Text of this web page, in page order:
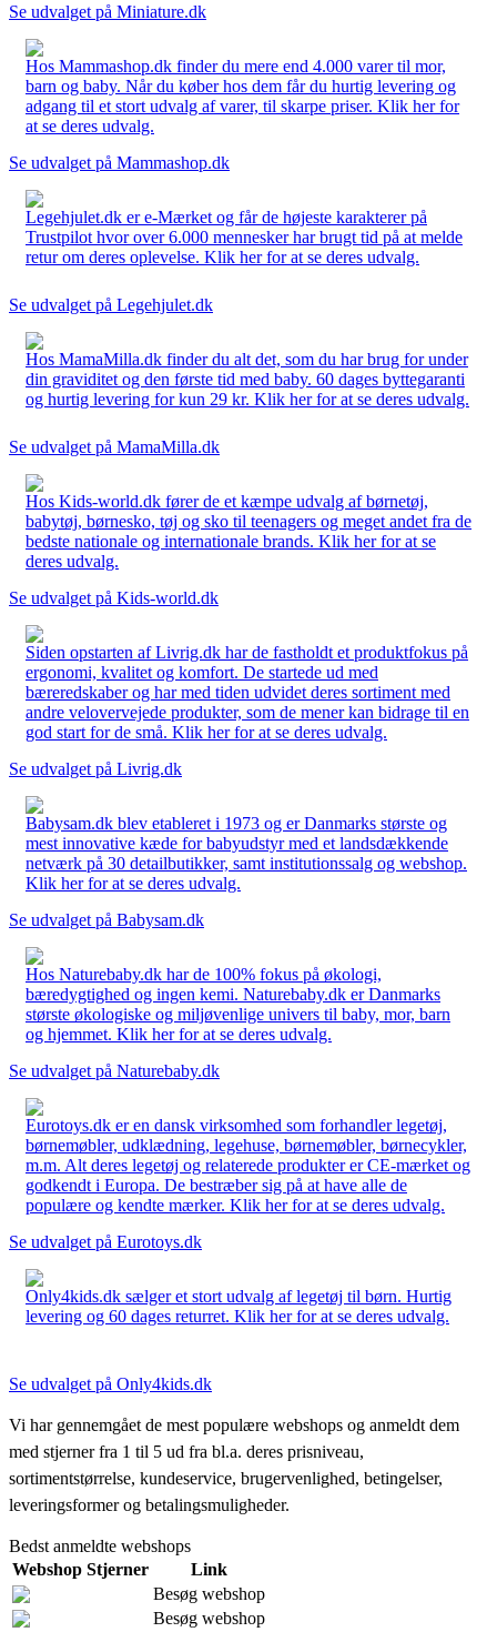
Se udvalget på Miniature.dk
Hos Mammashop.dk finder du mere end 4.000 varer til mor,
barn og baby. Når du køber hos dem får du hurtig levering og
adgang til et stort udvalg af varer, til skarpe priser. Klik her for
at se deres udvalg.
Se udvalget på Mammashop.dk
Legehjulet.dk er e-Mærket og får de højeste karakterer på
Trustpilot hvor over 6.000 mennesker har brugt tid på at melde
retur om deres oplevelse. Klik her for at se deres udvalg.
Se udvalget på Legehjulet.dk
Hos MamaMilla.dk finder du alt det, som du har brug for under
din graviditet og den første tid med baby. 60 dages byttegaranti
og hurtig levering for kun 29 kr. Klik her for at se deres udvalg.
Se udvalget på MamaMilla.dk
Hos Kids-world.dk fører de et kæmpe udvalg af børnetøj,
babytøj, børnesko, tøj og sko til teenagers og meget andet fra de
bedste nationale og internationale brands. Klik her for at se
deres udvalg.
Se udvalget på Kids-world.dk
Siden opstarten af Livrig.dk har de fastholdt et produktfokus på
ergonomi, kvalitet og komfort. De startede ud med
bæreredskaber og har med tiden udvidet deres sortiment med
andre velovervejede produkter, som de mener kan bidrage til en
god start for de små. Klik her for at se deres udvalg.
Se udvalget på Livrig.dk
Babysam.dk blev etableret i 1973 og er Danmarks største og
mest innovative kæde for babyudstyr med et landsdækkende
netværk på 30 detailbutikker, samt institutionssalg og webshop.
Klik her for at se deres udvalg.
Se udvalget på Babysam.dk
Hos Naturebaby.dk har de 100% fokus på økologi,
bæredygtighed og ingen kemi. Naturebaby.dk er Danmarks
største økologiske og miljøvenlige univers til baby, mor, barn
og hjemmet. Klik her for at se deres udvalg.
Se udvalget på Naturebaby.dk
Eurotoys.dk er en dansk virksomhed som forhandler legetøj,
børnemøbler, udklædning, legehuse, børnemøbler, børnecykler,
m.m. Alt deres legetøj og relaterede produkter er CE-mærket og
godkendt i Europa. De bestræber sig på at have alle de
populære og kendte mærker. Klik her for at se deres udvalg.
Se udvalget på Eurotoys.dk
Only4kids.dk sælger et stort udvalg af legetøj til børn. Hurtig
levering og 60 dages returret. Klik her for at se deres udvalg.
Se udvalget på Only4kids.dk
Vi har gennemgået de mest populære webshops og anmeldt dem
med stjerner fra 1 til 5 ud fra bl.a. deres prisniveau,
sortimentstørrelse, kundeservice, brugervenlighed, betingelser,
leveringsformer og betalingsmuligheder.
Bedst anmeldte webshops
Webshop Stjerner
Link
Besøg webshop
Besøg webshop